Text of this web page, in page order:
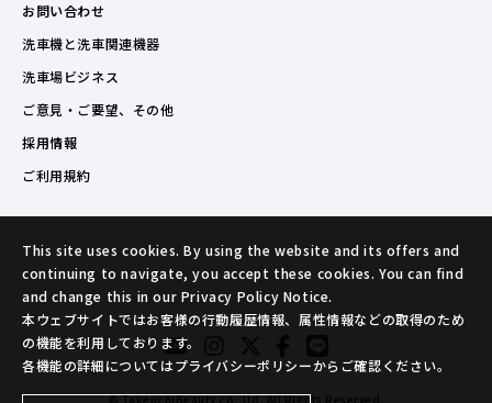
お問い合わせ
洗車機と洗車関連機器
洗車場ビジネス
ご意見・ご要望、その他
採用情報
ご利用規約
© TakeuchiBeauty co.,ltd. All Rights Reserved.
This site uses cookies. By using the website and its offers and
continuing to navigate, you accept these cookies. You can find
and change this in our Privacy Policy Notice.
本ウェブサイトではお客様の行動履歴情報、属性情報などの取得のため
の機能を利用しております。
各機能の詳細についてはプライバシーポリシーからご確認ください。